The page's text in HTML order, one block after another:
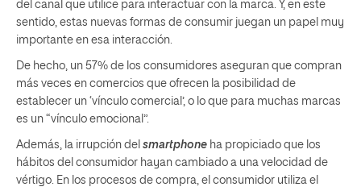
del canal que utilice para interactuar con la marca. Y, en este
sentido, estas nuevas formas de consumir juegan un papel muy
importante en esa interacción.
De hecho, un 57% de los consumidores aseguran que compran
más veces en comercios que ofrecen la posibilidad de
establecer un ‘vínculo comercial’, o lo que para muchas marcas
es un “vínculo emocional”.
Además, la irrupción del smartphone ha propiciado que los
hábitos del consumidor hayan cambiado a una velocidad de
vértigo. En los procesos de compra, el consumidor utiliza el